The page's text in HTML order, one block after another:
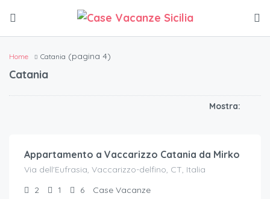
Home Catania (pagina 4)
Catania
Mostra:
Appartamento a Vaccarizzo Catania da Mirko
Via dell'Eufrasia, Vaccarizzo-delfino, CT, Italia
2
1 6 Case Vacanze